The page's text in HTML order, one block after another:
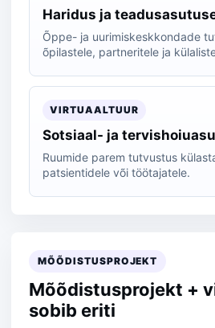
Haridus ja
Õppe- ja uurimiskeskkondade
õpilastele, partneritele ja
VIRTUAALTUUR
Sotsiaal- ja
Ruumide parem tutvustus
patsientidele või töötajatele.
MÕÕDISTUSPROJEKT
Mõõdistusprojekt +
sobib eriti